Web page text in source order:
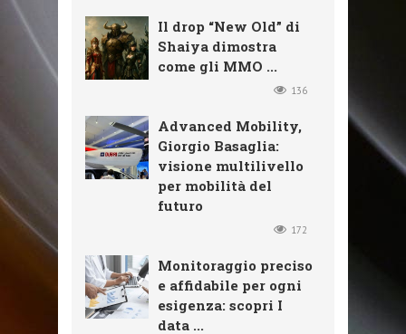
Il drop “New Old” di
Shaiya dimostra
come gli MMO ...
136
Advanced Mobility,
Giorgio Basaglia:
visione multilivello
per mobilità del
futuro
172
Monitoraggio preciso
e affidabile per ogni
esigenza: scopri I
data ...